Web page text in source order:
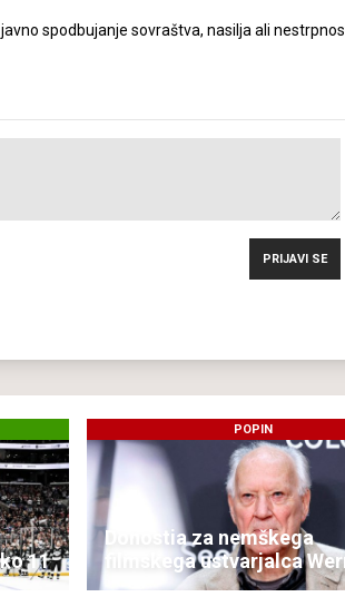
spodbujanje sovraštva, nasilja ali
PRIJAVI SE
11
POPIN
Donostia za nemškega
filmskega ustvarjalca
Herzoga